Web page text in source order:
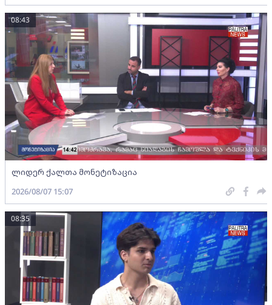
ლიდერ ქალთა მონეტიზაცია
08:43
2026/08/07 15:07
08:35